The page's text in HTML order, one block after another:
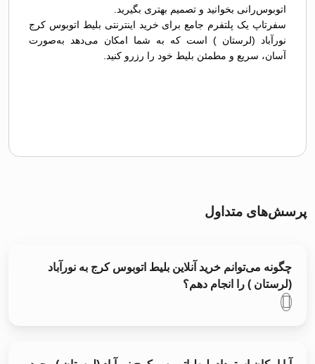
اتوبوس‌رانی بخوانید و تصمیم بهتری بگیرید.
سفرتاپ یک پلتفرم جامع برای خرید اینترنتی بلیط اتوبوس کرج
نورآباد (لرستان ) است که به شما امکان می‌دهد به‌صورت
آسان، سریع و مطمئن بلیط خود را رزرو کنید.
پرسش‌های متداول
چگونه می‌توانم خرید آنلاین بلیط اتوبوس کرج به نورآباد
(لرستان ) را انجام دهم؟